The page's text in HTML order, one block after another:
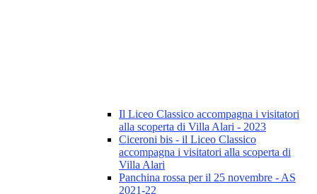
Il Liceo Classico accompagna i visitatori
alla scoperta di Villa Alari - 2023
Ciceroni bis - il Liceo Classico
accompagna i visitatori alla scoperta di
Villa Alari
Panchina rossa per il 25 novembre - AS
2021-22